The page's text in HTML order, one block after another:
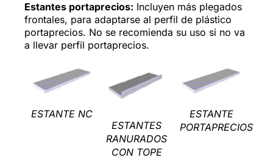
Estantes portaprecios: Incluyen más plegados
frontales, para adaptarse al perfil de plástico
portaprecios. No se recomienda su uso si no va
a llevar perfil portaprecios.
ESTANTE NC
ESTANTES
RANURADOS
CON TOPE
ESTANTE
PORTAPRECIOS